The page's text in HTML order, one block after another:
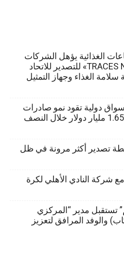
الغذائية يؤهل الشركات
للتسجيل على منصة «TRACES NT» للتصدير للاتحاد
سلامة الغذاء وجهاز التمثيل
التصديري: 10 أسواق دولية تقود نمو صادرات
الصناعات الغذائية بقيمة 1.65 مليار دولار خلال النصف
تصدير أكثر مرونة في ظل
مع شركة النادي الأهلي لكرة
تستقبل مدير “المركزي
والوفد المرافق لتعزيز